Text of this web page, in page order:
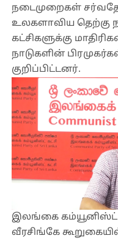
நடைமுறைகள் சர்வதேச
உலகளாவிய தெற்கு
கட்சிகளுக்கு
நாடுகளின்
குறிப்பிட்டனர்.
இலங்கை கம்யூனிஸ்ட்
வீரசிங்கே